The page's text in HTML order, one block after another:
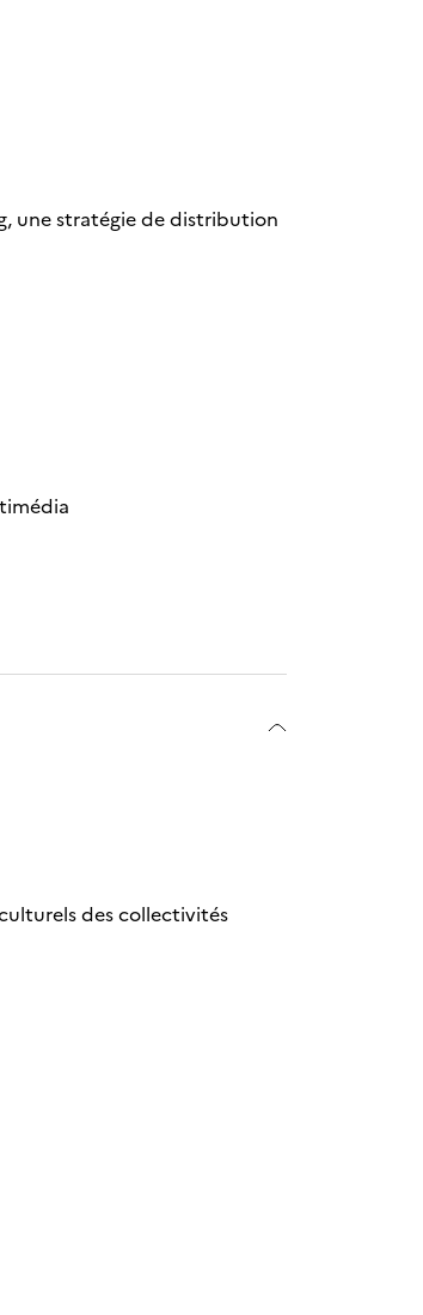
une stratégie de distribution
des collectivités